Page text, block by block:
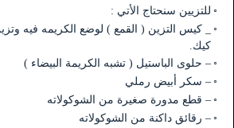
للتزيين سنحتاج الأتي :
_ كيس التزين ( القمع ) لوضع الكريمه فيه
كيك.
– حلوى الباستيل ( تشبه الكريمة البيضاء )
– سكر أبيض رملي
– قطع مدورة صغيرة من الشوكولاته
– رقائق داكنة من الشوكولاته